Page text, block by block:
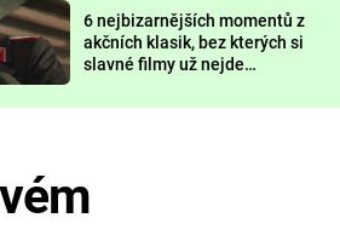
6 nejbizarnějších momentů z
akčních klasik, bez kterých si
slavné filmy už nejde